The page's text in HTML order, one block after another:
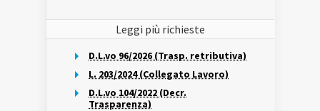
Leggi più richieste
D.L.vo 96/2026 (Trasp. retributiva)
L. 203/2024 (Collegato Lavoro)
D.L.vo 104/2022 (Decr.
Trasparenza)